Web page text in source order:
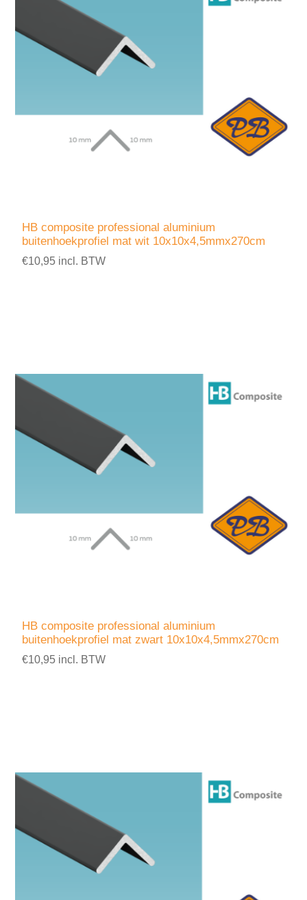
HB composite professional aluminium
buitenhoekprofiel mat wit 10x10x4,5mmx270cm
€10,95 incl. BTW
HB composite professional aluminium
buitenhoekprofiel mat zwart 10x10x4,5mmx270cm
€10,95 incl. BTW